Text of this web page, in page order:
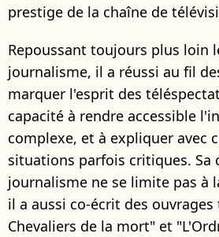
prestige de la chaîne de
Repoussant toujours plus loin
journalisme, il a réussi au fil
marquer l'esprit des
capacité à rendre accessible
complexe, et à expliquer avec
situations parfois critiques. Sa
journalisme ne se limite pas à
il a aussi co-écrit des ouvrages
Chevaliers de la mort" et